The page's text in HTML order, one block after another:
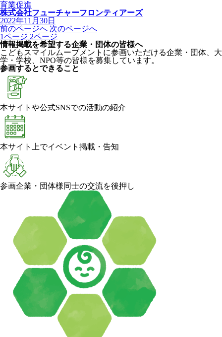
育業促進
株式会社フューチャーフロンティアーズ
2022年11月30日
前のページへ 次のページへ
1ページ 2ページ
情報掲載を希望する企業・団体の皆様へ
こどもスマイルムーブメントに参画いただける企業・団体、大
学・学校、NPO等の皆様を募集しています。
参画するとできること
本サイトや公式SNSでの活動の紹介
本サイト上でイベント掲載・告知
参画企業・団体様同士の交流を後押し